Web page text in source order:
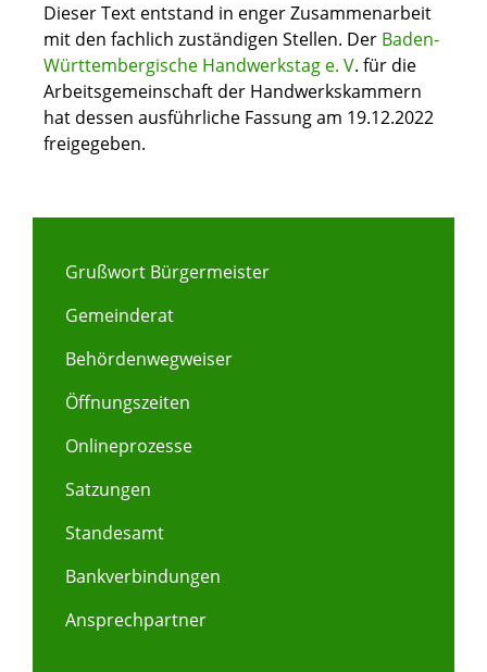
Dieser Text entstand in enger Zusammenarbeit
mit den fachlich zuständigen Stellen. Der Baden-
Württembergische Handwerkstag e. V. für die
Arbeitsgemeinschaft der Handwerkskammern
hat dessen ausführliche Fassung am 19.12.2022
freigegeben.
Grußwort Bürgermeister
Gemeinderat
Behördenwegweiser
Öffnungszeiten
Onlineprozesse
Satzungen
Standesamt
Bankverbindungen
Ansprechpartner